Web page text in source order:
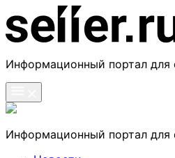
Skip
to
content
Информационный портал для
Информационный портал для